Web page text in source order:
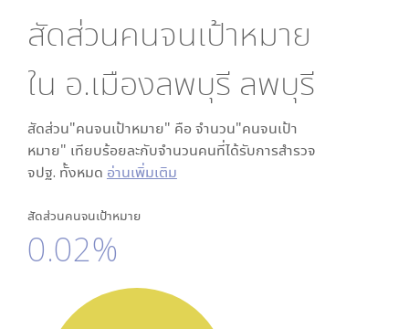
สัดส่วนคนจนเป้าหมาย
ใน อ.เมืองลพบุรี ลพบุรี
สัดส่วน"คนจนเป้าหมาย" คือ จำนวน"คนจนเป้า
หมาย" เทียบร้อยละกับจำนวนคนที่ได้รับการสำรวจ
จปฐ. ทั้งหมด อ่านเพิ่มเติม
สัดส่วนคนจนเป้าหมาย
0.02%